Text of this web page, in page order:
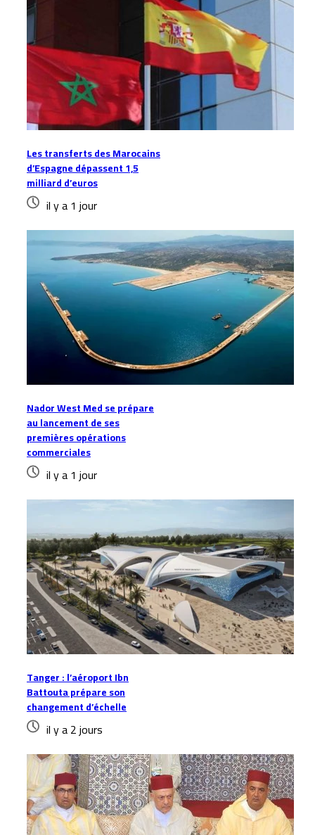
Les transferts des Marocains
d’Espagne dépassent 1,5
milliard d’euros
il y a 1 jour
Nador West Med se prépare
au lancement de ses
premières opérations
commerciales
il y a 1 jour
Tanger : l’aéroport Ibn
Battouta prépare son
changement d’échelle
il y a 2 jours